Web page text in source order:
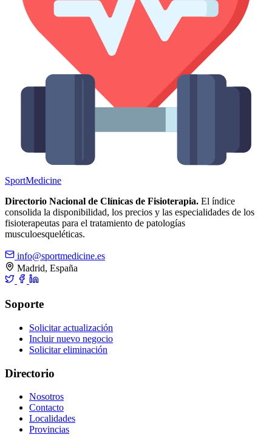
SportMedicine
Directorio Nacional de Clínicas de Fisioterapia. El índice
consolida la disponibilidad, los precios y las especialidades de los
fisioterapeutas para el tratamiento de patologías
musculoesqueléticas.
info@sportmedicine.es
Madrid, España
Soporte
Solicitar actualización
Incluir nuevo negocio
Solicitar eliminación
Directorio
Nosotros
Contacto
Localidades
Provincias